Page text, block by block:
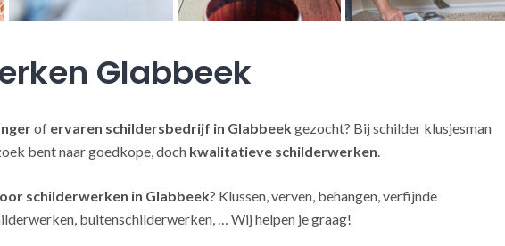
Glabbeek
of ervaren schildersbedrijf in Glabbeekgezocht? Bij schilder klusjesman
bent naar goedkope, doch kwalitatieve schilderwerken
schilderwerken in Glabbeek? Klussen, verven, behangen, verfijnde
buitenschilderwerken, … Wij helpen je graag!